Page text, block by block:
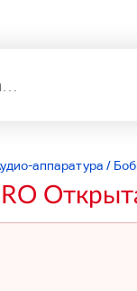
аппаратура /